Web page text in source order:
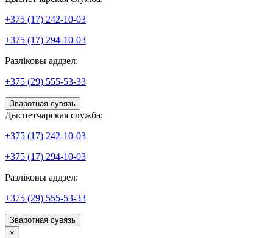
+375 (17) 242-10-03
+375 (17) 294-10-03
Разліковы аддзел:
+375 (29) 555-53-33
Зваротная сувязь
Дыспетчарская служба:
+375 (17) 242-10-03
+375 (17) 294-10-03
Разліковы аддзел:
+375 (29) 555-53-33
Зваротная сувязь
×